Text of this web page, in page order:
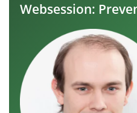
Websession: